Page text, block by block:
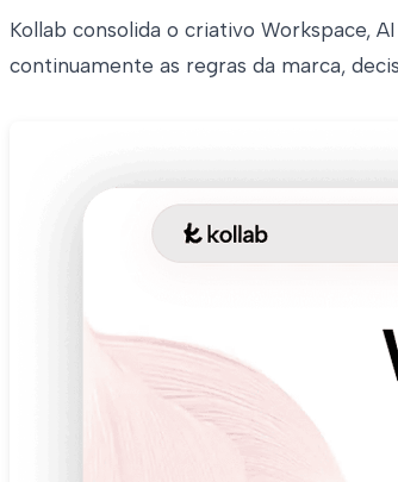
Kollab consolida o criativo Workspace,
continuamente as regras da marca,